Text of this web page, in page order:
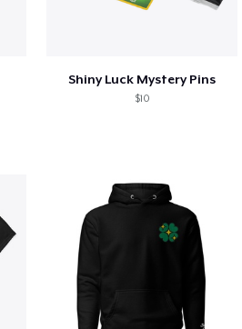
Shiny Luck Mystery Pins
$10